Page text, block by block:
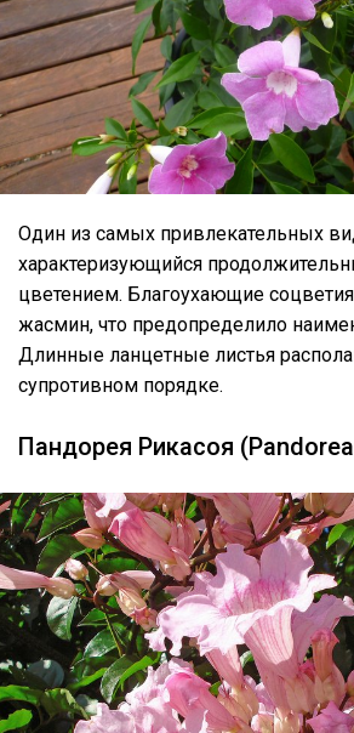
Один из самых привлекательных
характеризующийся
цветением. Благоухающие
жасмин, что предопределило
Длинные ланцетные листья
супротивном порядке.
Пандорея Рикасоя